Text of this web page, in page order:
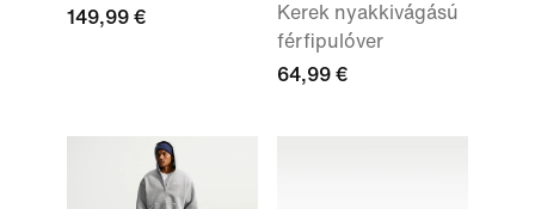
149,99 €
Kerek nyakkivágású
férfipulóver
64,99 €